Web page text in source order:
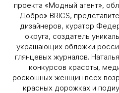
проекта «Модный агент»,
Добро» BRICS,
дизайнеров, куратор
округа, создатель
украшающих обложки
глянцевых журналов.
конкурсов красоты,
роскошных женщин всех
красных дорожках и